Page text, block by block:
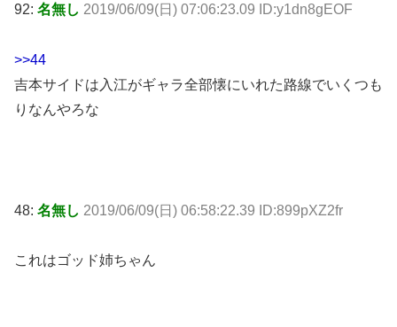
92: 名無し 2019/06/09(日) 07:06:23.09 ID:y1dn8gEOF
>>44
吉本サイドは入江がギャラ全部懐にいれた路線でいくつも
りなんやろな
48: 名無し 2019/06/09(日) 06:58:22.39 ID:899pXZ2fr
これはゴッド姉ちゃん